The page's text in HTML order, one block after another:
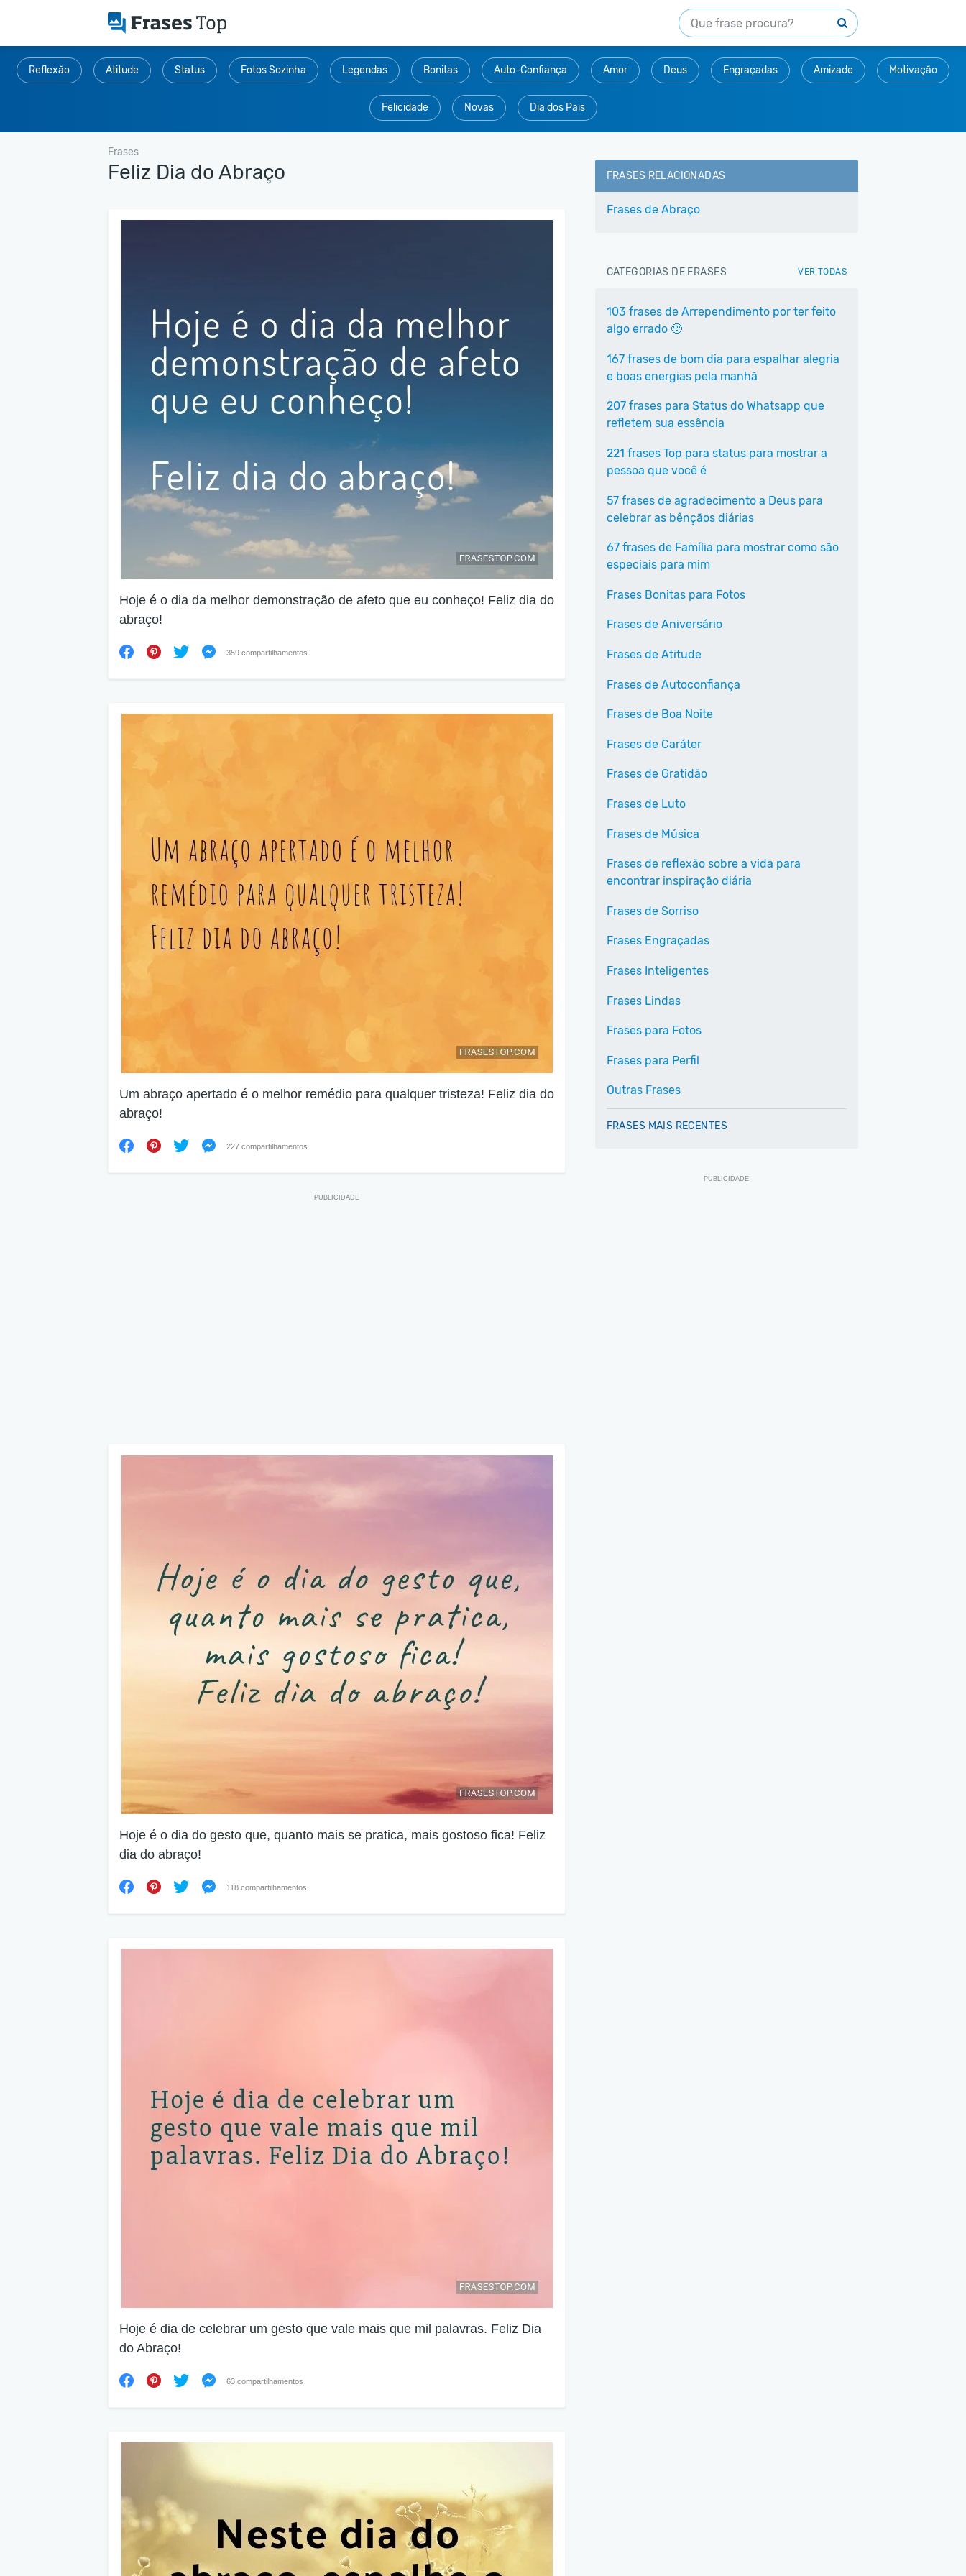
Reflexão Atitude Status Fotos Sozinha Legendas Bonitas Auto-Confiança Amor Deus Engraçadas Amizade Motivação
Felicidade Novas Dia dos Pais
Frases
Feliz Dia do Abraço
Hoje é o dia da melhor demonstração de afeto que eu conheço! Feliz dia do
abraço!
359 compartilhamentos
Um abraço apertado é o melhor remédio para qualquer tristeza! Feliz dia do
abraço!
227 compartilhamentos
Hoje é o dia do gesto que, quanto mais se pratica, mais gostoso fica! Feliz
dia do abraço!
118 compartilhamentos
Hoje é dia de celebrar um gesto que vale mais que mil palavras. Feliz Dia
do Abraço!
63 compartilhamentos
FRASES RELACIONADAS
Frases de Abraço
CATEGORIAS DE FRASES VER TODAS
103 frases de Arrependimento por ter feito
algo errado 🥺
167 frases de bom dia para espalhar alegria
e boas energias pela manhã
207 frases para Status do Whatsapp que
refletem sua essência
221 frases Top para status para mostrar a
pessoa que você é
57 frases de agradecimento a Deus para
celebrar as bênçãos diárias
67 frases de Família para mostrar como são
especiais para mim
Frases Bonitas para Fotos
Frases de Aniversário
Frases de Atitude
Frases de Autoconfiança
Frases de Boa Noite
Frases de Caráter
Frases de Gratidão
Frases de Luto
Frases de Música
Frases de reflexão sobre a vida para
encontrar inspiração diária
Frases de Sorriso
Frases Engraçadas
Frases Inteligentes
Frases Lindas
Frases para Fotos
Frases para Perfil
Outras Frases
FRASES MAIS RECENTES